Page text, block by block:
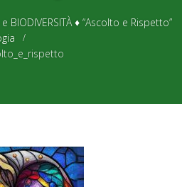
e BIODIVERSITÀ ♦ “Ascolto e Rispetto”